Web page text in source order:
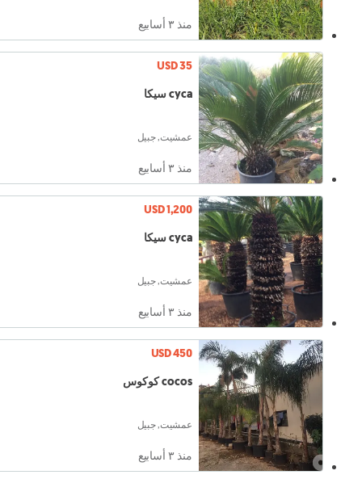
منذ ٣ أسابيع
USD 35
cyca سيكا
عمشيت, جبيل
منذ ٣ أسابيع
USD 1,200
cyca سيكا
عمشيت, جبيل
منذ ٣ أسابيع
USD 450
cocos كوكوس
عمشيت, جبيل
منذ ٣ أسابيع